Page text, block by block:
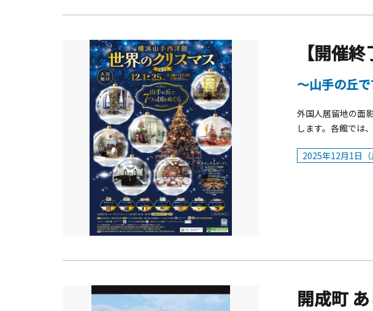
【開催
～山手の丘
外国人居留地の面
します。各館では
月25日(木)■時間
ギリス館 【テーマ
国&nbsp;&nbsp;【
フィリピン共和国
2025年12月1日（
開成町